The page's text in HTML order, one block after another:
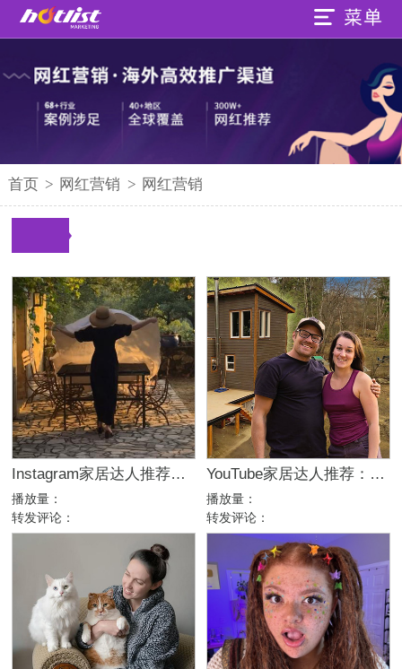
首页 > 网红营销 > 网红营销
Instagram家居达人推荐：法国庄园生活博主，高端品牌合作优选
播放量：
转发评论：
YouTube家居达人推荐：加拿大DIY建筑生活kol博主
播放量：
转发评论：